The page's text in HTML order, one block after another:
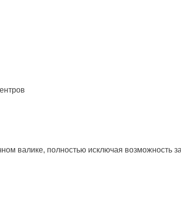
валике, полностью исключая возможность